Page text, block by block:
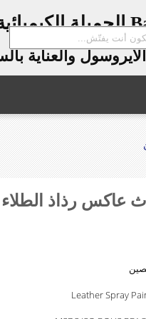
والعناية
عاكس رذاذ الطلاء
Leather Spray